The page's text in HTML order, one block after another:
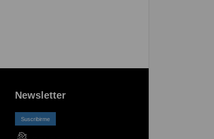
Newsletter
Suscribirme